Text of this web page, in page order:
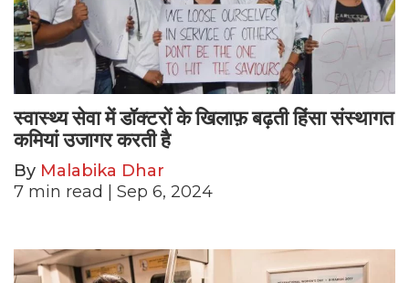
स्वास्थ्य सेवा में डॉक्टरों के खिलाफ़ बढ़ती हिंसा संस्थागत
कमियां उजागर करती है
By Malabika Dhar
7 min read | Sep 6, 2024